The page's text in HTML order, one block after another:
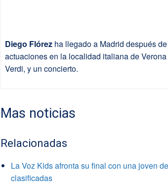
Diego Flórez ha llegado a Madrid después
actuaciones en la localidad italiana de
Verdi, y un concierto.
Mas noticias
Relacionadas
La Voz Kids afronta su final con una joven
clasificadas